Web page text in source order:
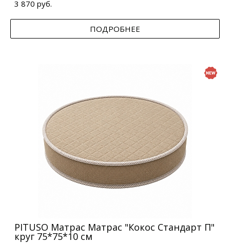
3 870 руб.
ПОДРОБНЕЕ
PITUSO Матрас Матрас "Кокос Стандарт П"
круг 75*75*10 см